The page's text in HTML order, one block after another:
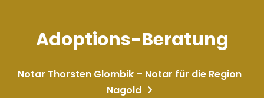
Adoptions-Beratung
Notar Thorsten Glombik – Notar für die Region
Nagold